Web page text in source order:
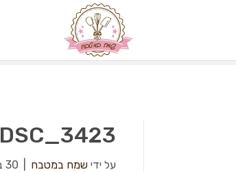
DSC_3423
על ידי שמח במטבח 30 במרץ 2015